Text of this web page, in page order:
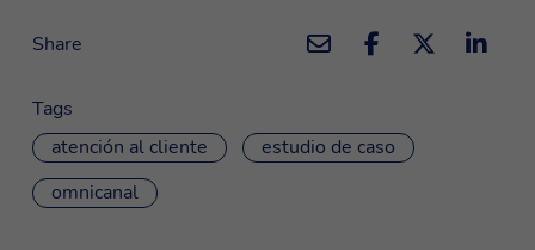
Share
Tags
atención al cliente
estudio de caso
omnicanal